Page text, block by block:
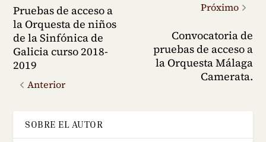
Pruebas de acceso a
la Orquesta de niños
de la Sinfónica de
Galicia curso 2018-
2019
Anterior
Próximo
Convocatoria de
pruebas de acceso a
la Orquesta Málaga
Camerata.
SOBRE EL AUTOR